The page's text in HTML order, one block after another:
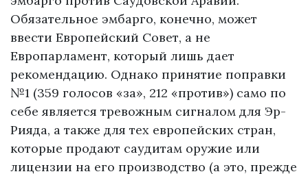
Обязательное эмбарго, конечно, может
ввести Европейский Совет, а не
Европарламент, который лишь дает
рекомендацию. Однако принятие поправки
№1 (359 голосов «за», 212 «против») само по
себе является тревожным сигналом для Эр-
Рияда, а также для тех европейских стран,
которые продают саудитам оружие или
лицензии на его производство (а это, прежде